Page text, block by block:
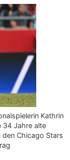
Kathrin
34 Jahre alte
Chicago Stars